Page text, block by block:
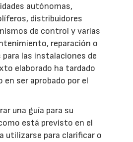
autónomas,
distribuidores
de control y varias
reparación o
para las instalaciones de
elaborado ha tardado
en ser aprobado por el
una guía para su
está previsto en el
utilizarse para clarificar o